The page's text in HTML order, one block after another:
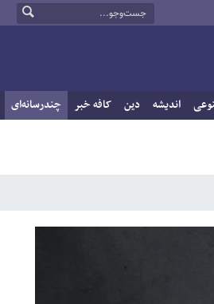
اندیشه دین کافه خبر چندرسانه‌ای